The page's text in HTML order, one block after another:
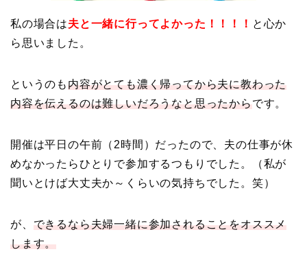
私の場合は夫と一緒に行ってよかった！！！！ と心か
ら思いました。
というのも内容がとても濃く帰ってから夫に教わった
内容を伝えるのは難しいだろうなと思ったからです。
開催は平日の午前（2時間）だったので、夫の仕事が休
めなかったらひとりで参加するつもりでした。（私が
聞いとけば大丈夫か～くらいの気持ちでした。笑）
が、 できるなら夫婦一緒に参加されることをオススメ
します。